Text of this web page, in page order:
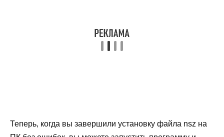
Теперь, когда вы завершили установку файла nsz на